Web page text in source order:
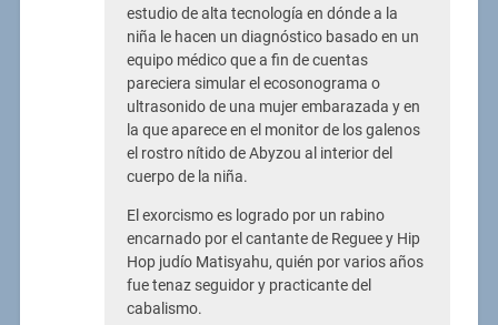
estudio de alta tecnología en dónde a la
niña le hacen un diagnóstico basado en un
equipo médico que a fin de cuentas
pareciera simular el ecosonograma o
ultrasonido de una mujer embarazada y en
la que aparece en el monitor de los galenos
el rostro nítido de Abyzou al interior del
cuerpo de la niña.
El exorcismo es logrado por un rabino
encarnado por el cantante de Reguee y Hip
Hop judío Matisyahu, quién por varios años
fue tenaz seguidor y practicante del
cabalismo.